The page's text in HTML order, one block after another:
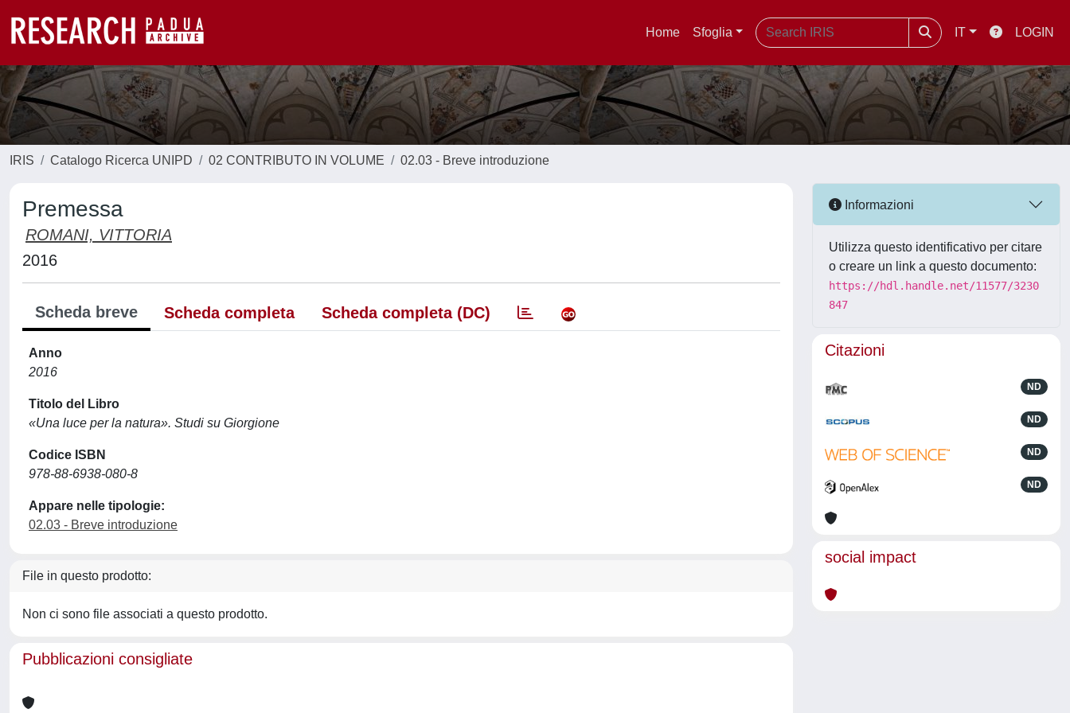
Home Sfoglia IT LOGIN
IRIS Catalogo Ricerca UNIPD 02 CONTRIBUTO IN VOLUME 02.03 - Breve introduzione
Premessa
ROMANI, VITTORIA
2016
Scheda breve Scheda completa Scheda completa (DC)
Anno
2016
Titolo del Libro
«Una luce per la natura». Studi su Giorgione
Codice ISBN
978-88-6938-080-8
Appare nelle tipologie:
02.03 - Breve introduzione
File in questo prodotto:
Non ci sono file associati a questo prodotto.
Pubblicazioni consigliate
Informazioni
Utilizza questo identificativo per citare
o creare un link a questo documento:
https://hdl.handle.net/11577/3230
847
Citazioni
ND
ND
ND
ND
social impact